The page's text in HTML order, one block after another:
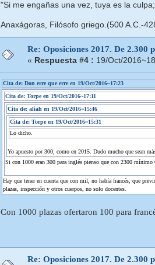
"Si me engañas una vez, tuya es la
Anaxágoras, Filósofo griego.(500 A.C.-
Re: Oposiciones 2017. De 2.300
« Respuesta #4 : 19/Oct/
Cita de: Don erre que erre en 19/Oct/2016~17:23
Cita de: Torpe en 19/Oct/2016~17:11
Cita de: aliah en 19/Oct/2016~15:46
Cita de: Torpe en 19/Oct/2016~15:31
Lo dicho.
Yo apuesto por 300, como en 2015. Dudo mucho que sean
Si con 1000 eran 300 para inglés pienso que con 2300 mínimo
Hay que tener en cuenta que con mil, no había francés, que
plazas, inspección y otros cuerpos, no solo docentes.
Con 1000 plazas ofertaron 100 para
Re: Oposiciones 2017. De 2.300